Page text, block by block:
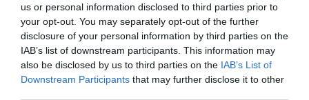
us or personal information disclosed to third parties prior to
your opt-out. You may separately opt-out of the further
disclosure of your personal information by third parties on the
IAB’s list of downstream participants. This information may
also be disclosed by us to third parties on the IAB’s List of
Downstream Participants that may further disclose it to other
Je suis d’accord qu’un ou deux
passagers qui ne sont pas dans
leur siège au décollage auront un
impact minime. Mais si c’est un
nombre plus important ça peut
jouer. Surtout dans les parties